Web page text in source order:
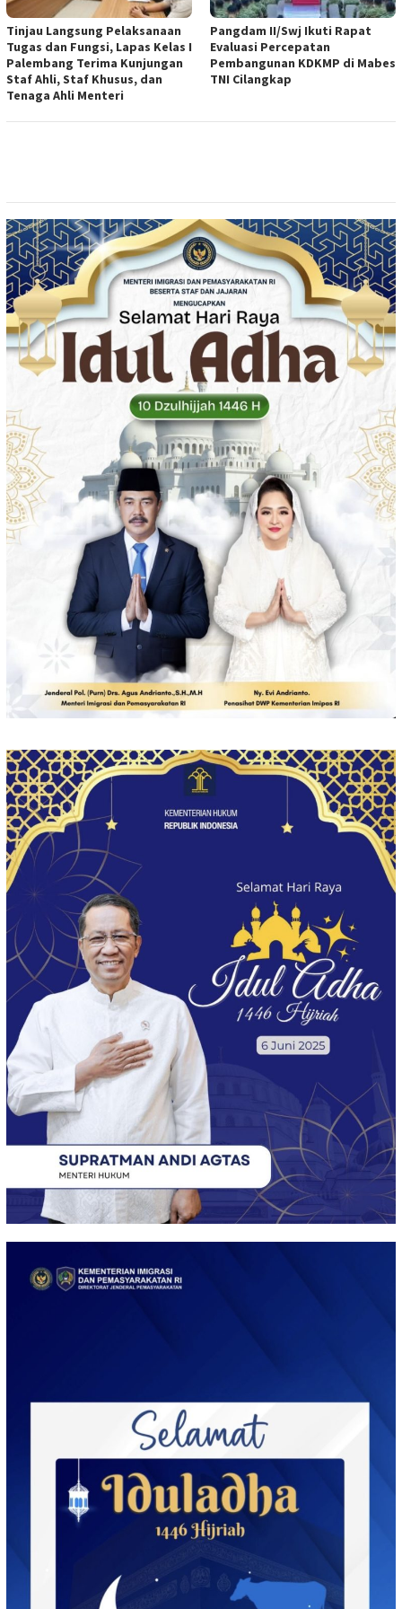
Tinjau Langsung Pelaksanaan
Tugas dan Fungsi, Lapas Kelas I
Palembang Terima Kunjungan
Staf Ahli, Staf Khusus, dan
Tenaga Ahli Menteri
Pangdam II/Swj Ikuti Rapat
Evaluasi Percepatan
Pembangunan KDKMP di Mabes
TNI Cilangkap